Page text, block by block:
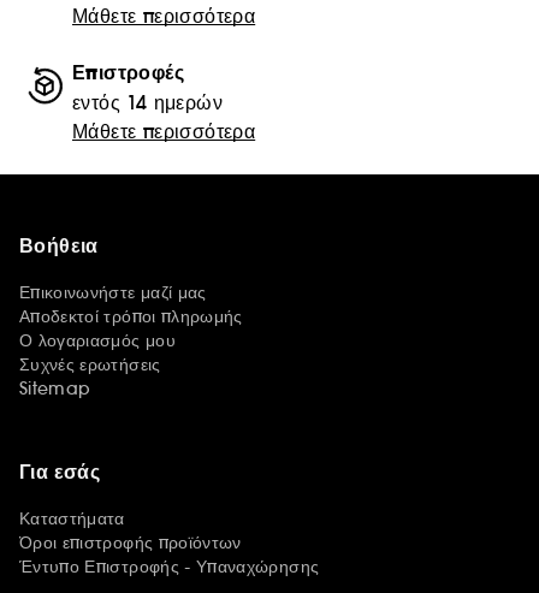
Μάθετε περισσότερα
Επιστροφές
εντός 14 ημερών
Μάθετε περισσότερα
Βοήθεια
Επικοινωνήστε μαζί μας
Αποδεκτοί τρόποι πληρωμής
Ο λογαριασμός μου
Συχνές ερωτήσεις
Sitemap
Για εσάς
Καταστήματα
Όροι επιστροφής προϊόντων
Έντυπο Επιστροφής - Υπαναχώρησης